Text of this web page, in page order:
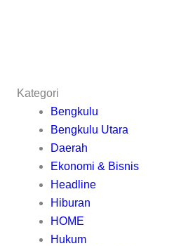
Kategori
Bengkulu
Bengkulu Utara
Daerah
Ekonomi & Bisnis
Headline
Hiburan
HOME
Hukum